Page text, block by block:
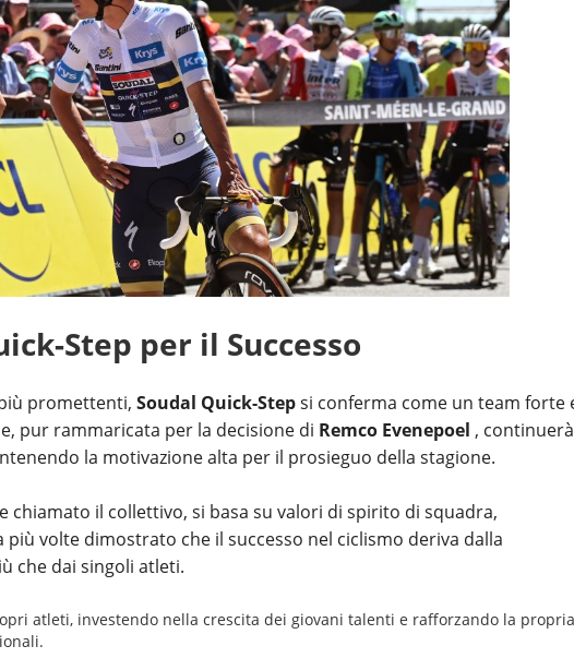
Step per il Successo
promettenti, Soudal Quick-Stepsi conferma come un team forte
pur rammaricata per la decisione di Remco Evenepoel ,
la motivazione alta per il prosieguo della stagione.
chiamato il collettivo, si basa su valori di spirito di squadra,
volte dimostrato che il successo nel ciclismo deriva dalla
che dai singoli atleti.
atleti, investendo nella crescita dei giovani talenti e rafforzando la propria